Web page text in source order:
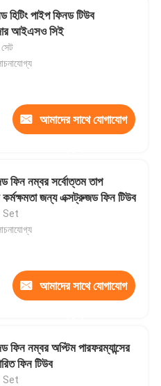
হিটিং পাইপ ফিনড টিউব
আইএসও সিই
আমাদের সাথে যোগাযোগ
ফিন নম্বর সর্বোত্তম তাপ
কর্মক্ষমতা জন্য এক্সট্রুজড ফিন টিউব
Set
আমাদের সাথে যোগাযোগ
ফিন নম্বর অপ্টিম পারফরম্যান্সের
ফিন টিউব
Set